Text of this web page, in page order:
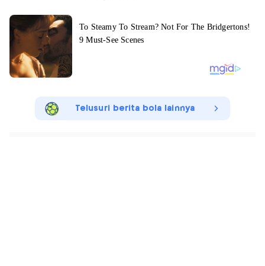
Telusuri berita bola lainnya